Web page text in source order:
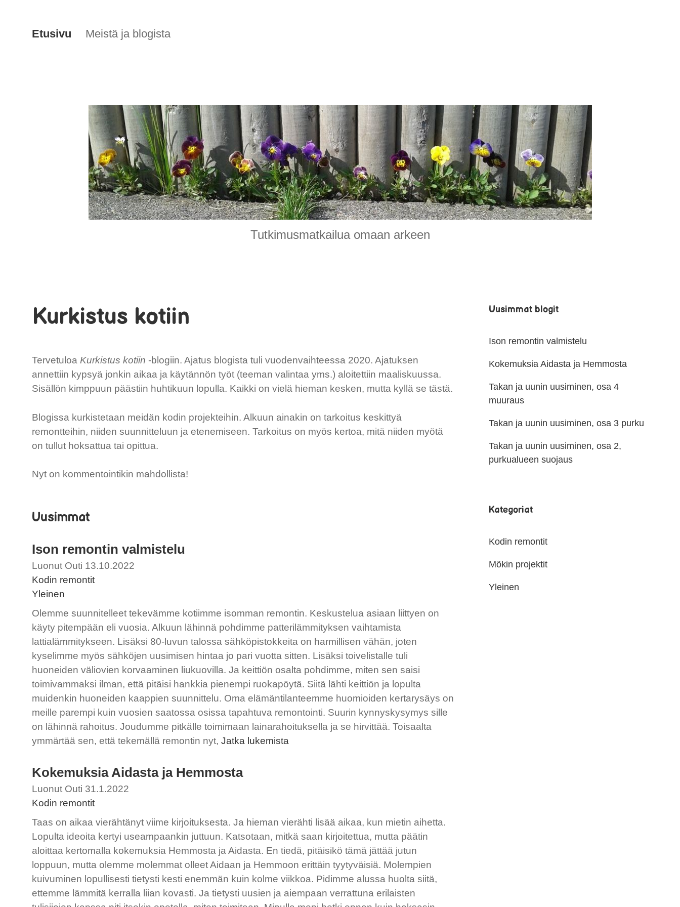
Etusivu Meistä ja blogista
Tutkimusmatkailua omaan arkeen
Kurkistus kotiin
Tervetuloa Kurkistus kotiin -blogiin. Ajatus blogista tuli vuodenvaihteessa 2020. Ajatuksen
annettiin kypsyä jonkin aikaa ja käytännön työt (teeman valintaa yms.) aloitettiin maaliskuussa.
Sisällön kimppuun päästiin huhtikuun lopulla. Kaikki on vielä hieman kesken, mutta kyllä se tästä.
Blogissa kurkistetaan meidän kodin projekteihin. Alkuun ainakin on tarkoitus keskittyä
remontteihin, niiden suunnitteluun ja etenemiseen. Tarkoitus on myös kertoa, mitä niiden myötä
on tullut hoksattua tai opittua.
Nyt on kommentointikin mahdollista!
Uusimmat
Ison remontin valmistelu
Luonut Outi 13.10.2022
Kodin remontit
Yleinen
Olemme suunnitelleet tekevämme kotiimme isomman remontin. Keskustelua asiaan liittyen on
käyty pitempään eli vuosia. Alkuun lähinnä pohdimme patterilämmityksen vaihtamista
lattialämmitykseen. Lisäksi 80-luvun talossa sähköpistokkeita on harmillisen vähän, joten
kyselimme myös sähköjen uusimisen hintaa jo pari vuotta sitten. Lisäksi toivelistalle tuli
huoneiden väliovien korvaaminen liukuovilla. Ja keittiön osalta pohdimme, miten sen saisi
toimivammaksi ilman, että pitäisi hankkia pienempi ruokapöytä. Siitä lähti keittiön ja lopulta
muidenkin huoneiden kaappien suunnittelu. Oma elämäntilanteemme huomioiden kertarysäys on
meille parempi kuin vuosien saatossa osissa tapahtuva remontointi. Suurin kynnyskysymys sille
on lähinnä rahoitus. Joudumme pitkälle toimimaan lainarahoituksella ja se hirvittää. Toisaalta
ymmärtää sen, että tekemällä remontin nyt, Jatka lukemista
Kokemuksia Aidasta ja Hemmosta
Luonut Outi 31.1.2022
Kodin remontit
Taas on aikaa vierähtänyt viime kirjoituksesta. Ja hieman vierähti lisää aikaa, kun mietin aihetta.
Lopulta ideoita kertyi useampaankin juttuun. Katsotaan, mitkä saan kirjoitettua, mutta päätin
aloittaa kertomalla kokemuksia Hemmosta ja Aidasta. En tiedä, pitäisikö tämä jättää jutun
loppuun, mutta olemme molemmat olleet Aidaan ja Hemmoon erittäin tyytyväisiä. Molempien
kuivuminen lopullisesti tietysti kesti enemmän kuin kolme viikkoa. Pidimme alussa huolta siitä,
ettemme lämmitä kerralla liian kovasti. Ja tietysti uusien ja aiempaan verrattuna erilaisten
Uusimmat blogit
Ison remontin valmistelu
Kokemuksia Aidasta ja Hemmosta
Takan ja uunin uusiminen, osa 4
muuraus
Takan ja uunin uusiminen, osa 3 purku
Takan ja uunin uusiminen, osa 2,
purkualueen suojaus
Kategoriat
Kodin remontit
Mökin projektit
Yleinen